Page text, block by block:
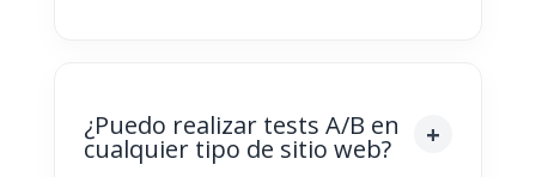
¿Puedo realizar tests A/B en
cualquier tipo de sitio web?